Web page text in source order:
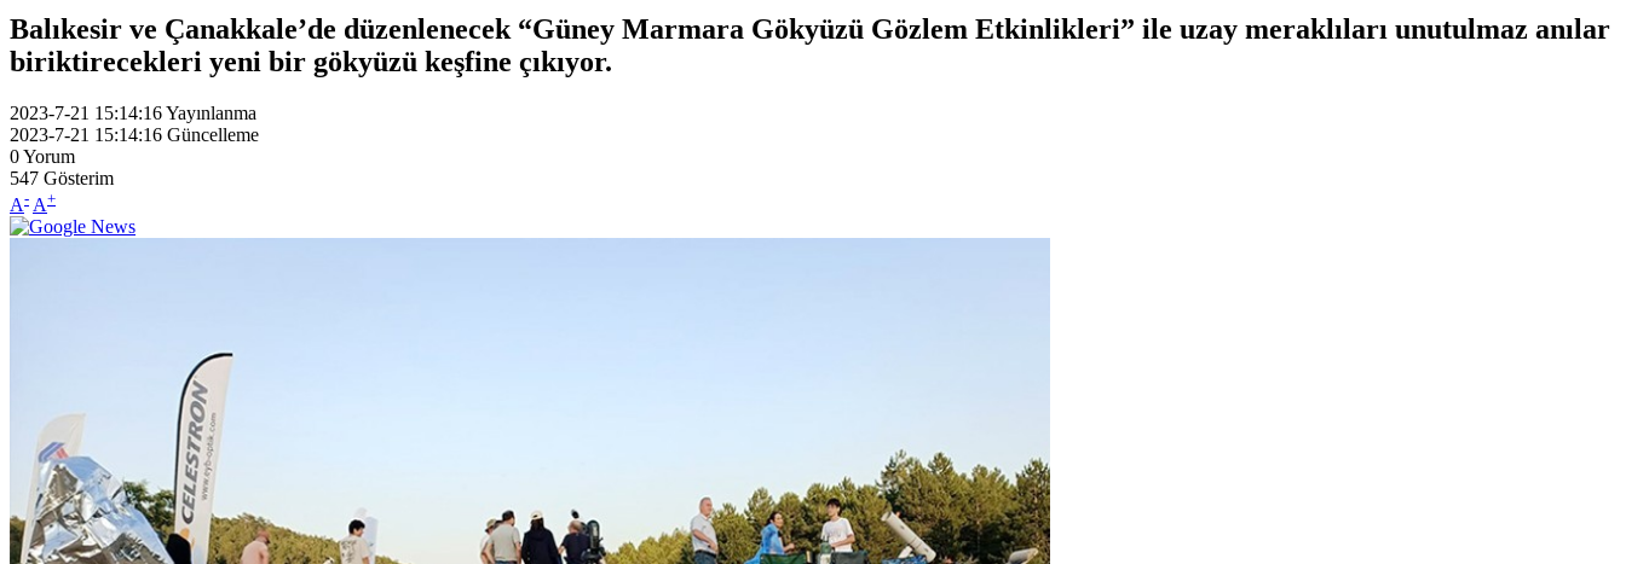
Balıkesir ve Çanakkale’de düzenlenecek “Güney Marmara Gökyüzü Gözlem Etkinlikleri” ile uzay meraklıları unutulmaz anılar
biriktirecekleri yeni bir gökyüzü keşfine çıkıyor.
2023-7-21 15:14:16Yayınlanma
2023-7-21 15:14:16 Güncelleme
0Yorum
547 Gösterim
A- A+